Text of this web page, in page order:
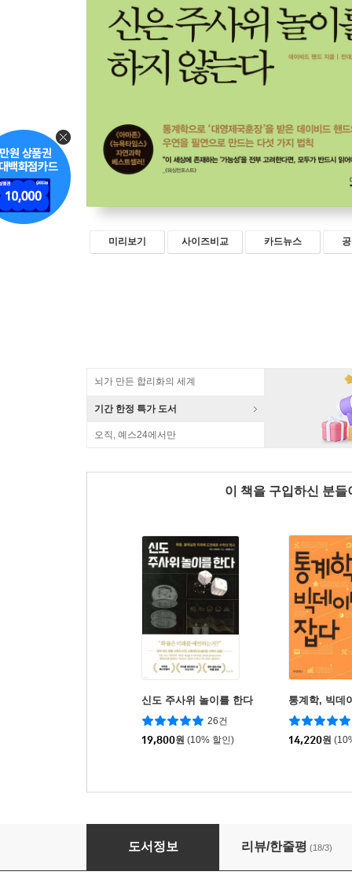
미리보기 사이즈비교 카드뉴스
뇌가 만든 합리화의 세계
기간 한정 특가 도서
오직, 예스24에서만
이 책을 구입하신 분
신도 주사위 놀이를 한다
26건
19,800원 (10% 할인)
통계학, 빅데
14,220원
신은 주사위 놀이를 하지 않는다
도서정보 리뷰/한줄평 (18/3)